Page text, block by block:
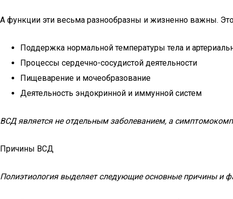
А функции эти весьма разнообразны и жизненно важны.
Поддержка нормальной температуры тела и
Процессы сердечно-сосудистой деятельности
Пищеварение и мочеобразование
Деятельность эндокринной и иммунной систем
ВСД является не отдельным заболеванием, а
Причины ВСД
Полиэтиология выделяет следующие основные причины и